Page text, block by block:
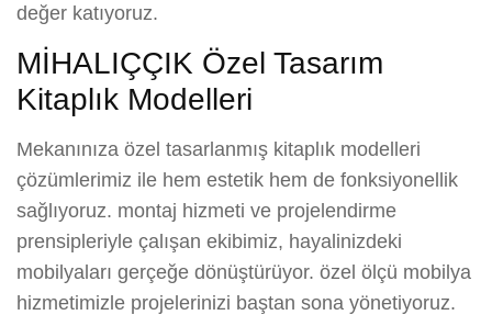
değer katıyoruz.
MİHALIÇÇIK Özel Tasarım
Kitaplık Modelleri
Mekanınıza özel tasarlanmış kitaplık modelleri
çözümlerimiz ile hem estetik hem de fonksiyonellik
sağlıyoruz. montaj hizmeti ve projelendirme
prensipleriyle çalışan ekibimiz, hayalinizdeki
mobilyaları gerçeğe dönüştürüyor. özel ölçü mobilya
hizmetimizle projelerinizi baştan sona yönetiyoruz.